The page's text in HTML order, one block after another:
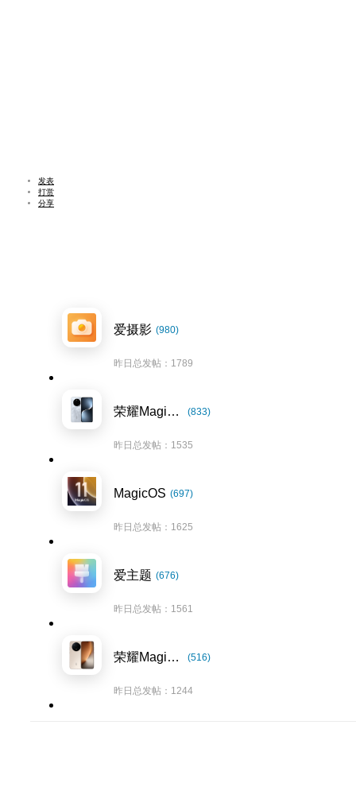
发表
打赏
分享
爱摄影 (980)
昨日总发帖：1789
荣耀Magic7系列 (833)
昨日总发帖：1535
MagicOS (697)
昨日总发帖：1625
爱主题 (676)
昨日总发帖：1561
荣耀Magic8系列 (516)
昨日总发帖：1244